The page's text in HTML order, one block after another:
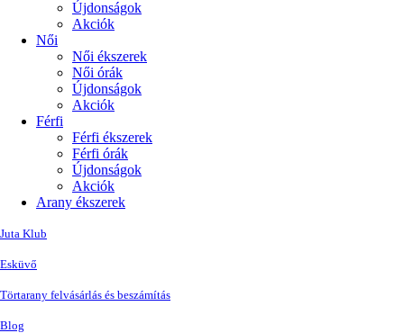
Újdonságok
Akciók
Női
Női ékszerek
Női órák
Újdonságok
Akciók
Férfi
Férfi ékszerek
Férfi órák
Újdonságok
Akciók
Arany ékszerek
Juta Klub
Esküvő
Törtarany felvásárlás és beszámítás
Blog